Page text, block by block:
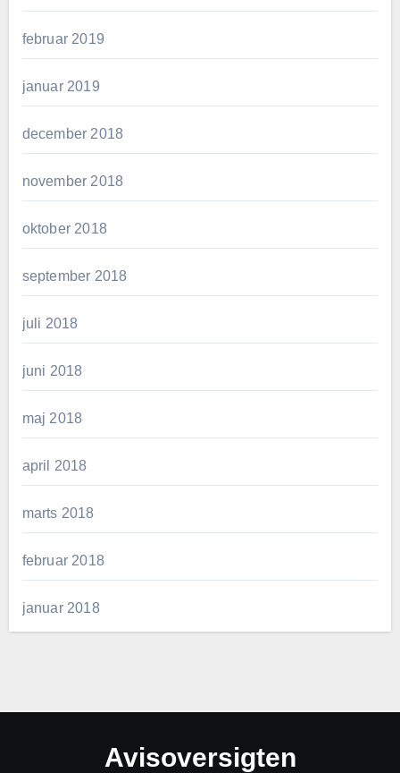
februar 2019
januar 2019
december 2018
november 2018
oktober 2018
september 2018
juli 2018
juni 2018
maj 2018
april 2018
marts 2018
februar 2018
januar 2018
Avisoversigten